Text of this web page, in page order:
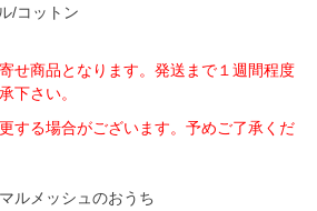
/コットン
せ商品となります。発送まで１週間程度
下さい。
する場合がございます。予めご了承くだ
ルメッシュのおうち